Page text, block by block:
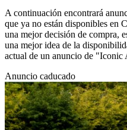
A continuación encontrará
que ya no están disponibles en
una mejor decisión de compra,
una mejor idea de la
actual de un anuncio de "Iconic
Anuncio caducado